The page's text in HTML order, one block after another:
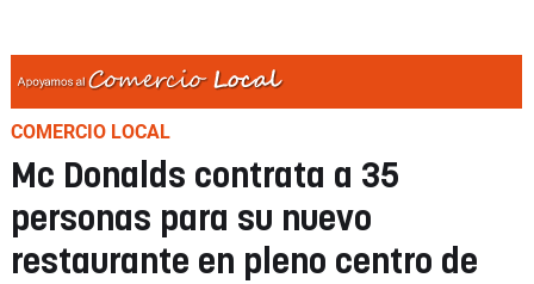
COMERCIO LOCAL
Mc Donalds contrata a 35
personas para su nuevo
restaurante en pleno centro de